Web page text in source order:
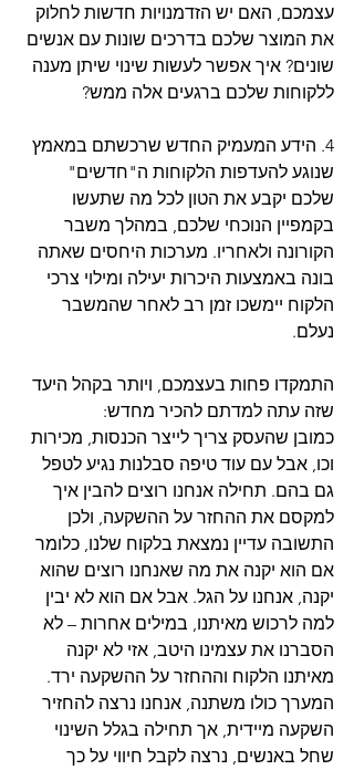
עצמכם, האם יש הזדמנויות חדשות לחלוק
את המוצר שלכם בדרכים שונות עם אנשים
שונים? איך אפשר לעשות שינוי שיתן מענה
ללקוחות שלכם ברגעים אלה ממש?
4. הידע המעמיק החדש שרכשתם במאמץ
שנוגע להעדפות הלקוחות ה"חדשים"
שלכם יקבע את הטון לכל מה שתעשו
בקמפיין הנוכחי שלכם, במהלך משבר
הקורונה ולאחריו. מערכות היחסים שאתה
בונה באמצעות היכרות יעילה ומילוי צרכי
הלקוח יימשכו זמן רב לאחר שהמשבר
נעלם.
התמקדו פחות בעצמכם, ויותר בקהל היעד
שזה עתה למדתם להכיר מחדש:
כמובן שהעסק צריך לייצר הכנסות, מכירות
וכו, אבל עם עוד טיפה סבלנות נגיע לטפל
גם בהם. תחילה אנחנו רוצים להבין איך
למקסם את ההחזר על ההשקעה, ולכן
התשובה עדיין נמצאת בלקוח שלנו, כלומר
אם הוא יקנה את מה שאנחנו רוצים שהוא
יקנה, אנחנו על הגל. אבל אם הוא לא יבין
למה לרכוש מאיתנו, במילים אחרות – לא
הסברנו את עצמינו היטב, אזי לא יקנה
מאיתנו הלקוח וההחזר על ההשקעה ירד.
המערך כולו משתנה, אנחנו נרצה להחזיר
השקעה מיידית, אך תחילה בגלל השינוי
שחל באנשים, נרצה לקבל חיווי על כך